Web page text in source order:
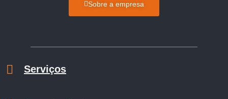
Sobre a empresa
Serviços